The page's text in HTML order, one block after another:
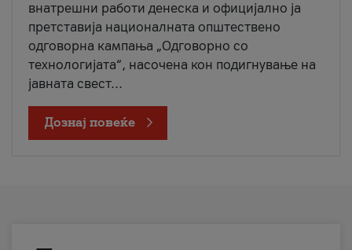
внатрешни работи денеска и официјално ја
претставија националната општествено
одговорна кампања „Одговорно со
технологијата“, насочена кон подигнување на
јавната свест...
Дознај повеќе